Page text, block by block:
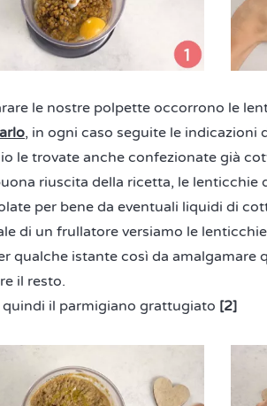
le nostre polpette occorrono le
, in ogni caso seguite le indicazioni
le trovate anche confezionate già
riuscita della ricetta, le
per bene da eventuali liquidi di
di un frullatore versiamo le
qualche istante così da amalgamare
il resto.
quindi il parmigiano grattugiato [2]